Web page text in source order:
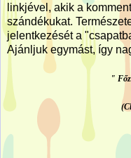
linkjével, akik a
szándékukat.
jelentkezését a
Ajánljuk egymást, így
"